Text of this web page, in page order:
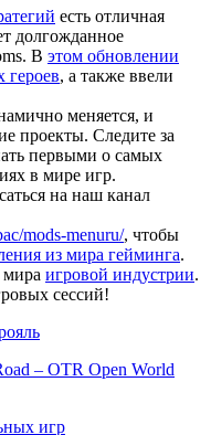
есть отличная
долгожданное
В этом обновлении
, а также ввели
меняется, и
проекты. Следите за
первыми о самых
в мире игр.
на наш канал
mods-menuru/, чтобы
из мира гейминга.
мира игровой индустрии.
сессий!
– OTR Open World
игр